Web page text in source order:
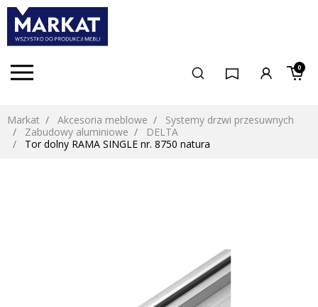
0
Markat Akcesoria meblowe
Systemy drzwi przesuwnych
Zabudowy aluminiowe
DELTA
Tor dolny RAMA SINGLE nr. 8750 natura